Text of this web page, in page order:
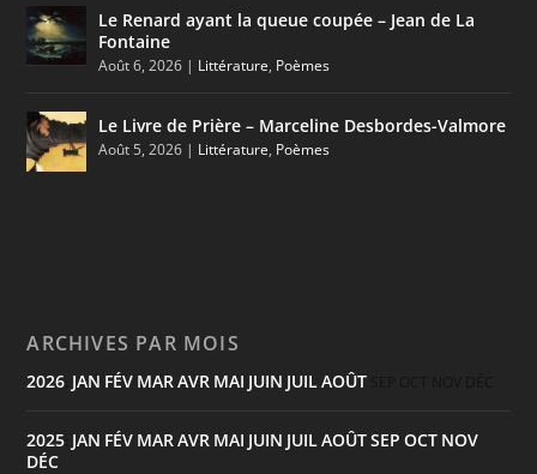
Le Renard ayant la queue coupée – Jean de La
Fontaine
Août 6, 2026 | Littérature, Poèmes
Le Livre de Prière – Marceline Desbordes-Valmore
Août 5, 2026 | Littérature, Poèmes
ARCHIVES PAR MOIS
2026 JAN FÉV MAR AVR MAI JUIN JUIL AOÛT
2025 JAN FÉV MAR AVR MAI JUIN JUIL AOÛTSEP OCT NOV
DÉC